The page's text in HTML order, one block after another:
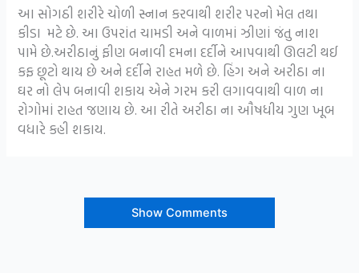
આ સોગઠી શરીરે ચોળી સ્નાન કરવાથી શરીર પરનો મેલ તથા
કીડા મટે છે. આ ઉપરાંત ચામડી અને વાળમાં ઝીણાં જંતુ નાશ
પામે છે.અરીઠાનું ફીણ બનાવી દમના દર્દીને આપવાથી ઊલટી થઈ
કફ છૂટો થાય છે અને દર્દીને રાહત મળે છે. હિંગ અને અરીઠા ના
ઘર નો લેપ બનાવી શકાય એને ગરમ કરી લગાવવાથી વાળ ના
રોગોમાં રાહત જણાય છે. આ રીતે અરીઠા ના ઔષધીય ગુણ ખૂબ
વધારે કહી શકાય.
Show Comments